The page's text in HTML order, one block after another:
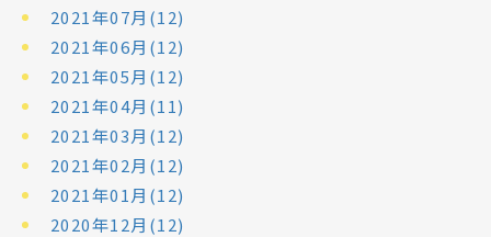
2021年07月(12)
2021年06月(12)
2021年05月(12)
2021年04月(11)
2021年03月(12)
2021年02月(12)
2021年01月(12)
2020年12月(12)